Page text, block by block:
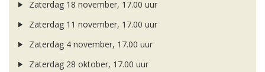
Zaterdag 18 november, 17.00 uur
Zaterdag 11 november, 17.00 uur
Zaterdag 4 november, 17.00 uur
Zaterdag 28 oktober, 17.00 uur